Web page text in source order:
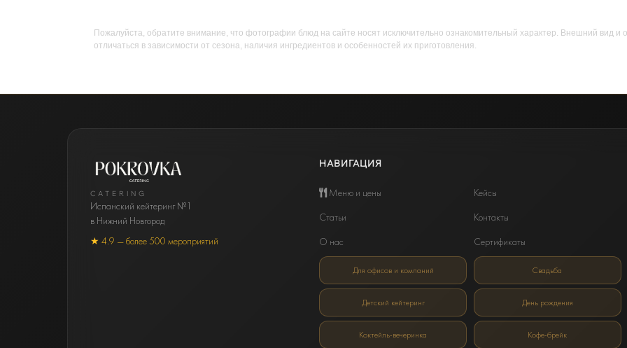
Пожалуйста, обратите внимание, что фотографии блюд на сайте носят исключительно ознакомительный характер. Внешний вид и
отличаться в зависимости от сезона, наличия ингредиентов и особенностей их приготовления.
CATERING
Испанский кейтеринг №1
в Нижний Новгород
★ 4.9 — более 500 мероприятий
НАВИГАЦИЯ
Меню и цены
Кейсы
Статьи
Контакты
О нас
Сертификаты
Для офисов и компаний Свадьба
Детский кейтеринг День рождения
Коктейль-вечеринка Кофе-брейк